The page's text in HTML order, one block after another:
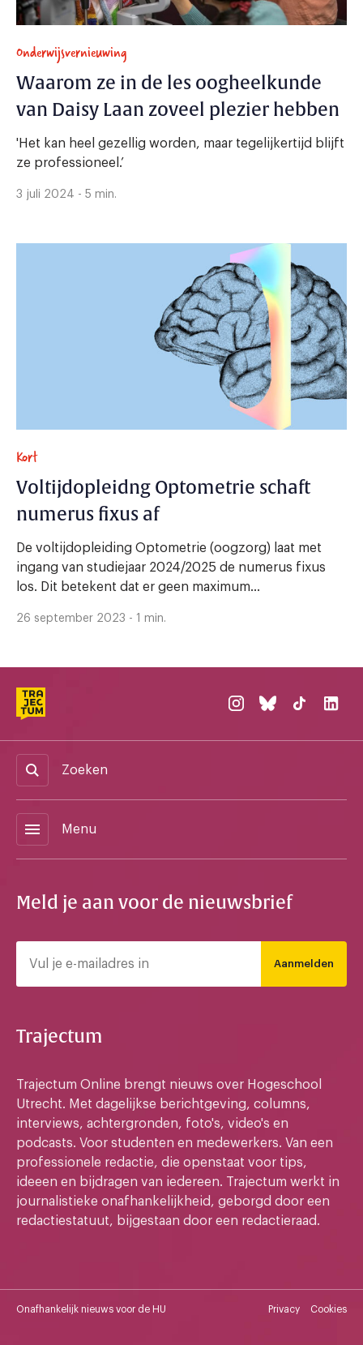
Onderwijsvernieuwing
Waarom ze in de les oogheelkunde
van Daisy Laan zoveel plezier hebben
'Het kan heel gezellig worden, maar tegelijkertijd blijft
ze professioneel.’
3 juli 2024 - 5 min.
Kort
Voltijdopleidng Optometrie schaft
numerus fixus af
De voltijdopleiding Optometrie (oogzorg) laat met
ingang van studiejaar 2024/2025 de numerus fixus
los. Dit betekent dat er geen maximum...
26 september 2023 - 1 min.
Zoeken
menu Menu
Meld je aan voor de nieuwsbrief
Aanmelden
Trajectum
Trajectum Online brengt nieuws over Hogeschool
Utrecht. Met dagelijkse berichtgeving, columns,
interviews, achtergronden, foto's, video's en
podcasts. Voor studenten en medewerkers. Van een
professionele redactie, die openstaat voor tips,
ideeen en bijdragen van iedereen. Trajectum werkt in
journalistieke onafhankelijkheid, geborgd door een
redactiestatuut, bijgestaan door een redactieraad.
Onafhankelijk nieuws voor de HU Privacy Cookies